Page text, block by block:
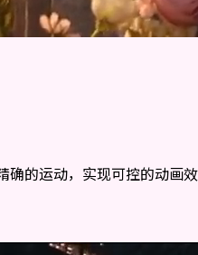
确的运动，实现可控的动画效